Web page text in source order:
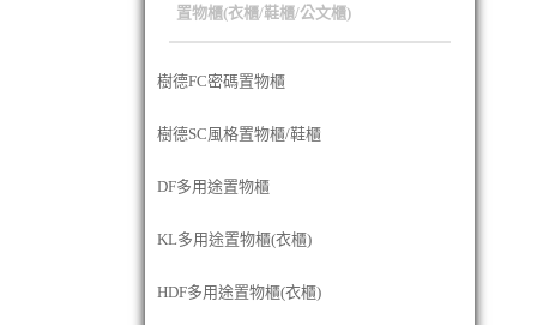
置物櫃(衣櫃/鞋櫃/公文櫃)
樹德FC密碼置物櫃
樹德SC風格置物櫃/鞋櫃
DF多用途置物櫃
KL多用途置物櫃(衣櫃)
HDF多用途置物櫃(衣櫃)